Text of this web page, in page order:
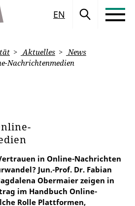
EN
Aktuelles
News
Nachrichtenmedien
in Online-Nachrichten
Jun.-Prof. Dr. Fabian
Obermaier zeigen in
im Handbuch Online-
Rolle Plattformen,